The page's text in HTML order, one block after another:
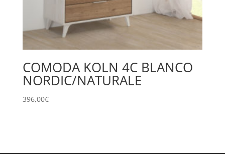
COMODA KOLN 4C BLANCO
NORDIC/NATURALE
396,00€